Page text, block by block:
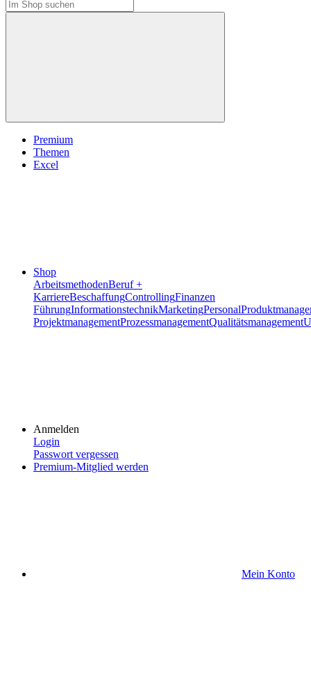
Premium
Themen
Excel
Shop
ArbeitsmethodenBeruf +
KarriereBeschaffungControllingFinanzen
FührungInformationstechnikMarketingPersonal
ProjektmanagementProzessmanagementQualitätsmanagement
Anmelden
Login
Passwort vergessen
Premium-Mitglied werden
Mein Konto